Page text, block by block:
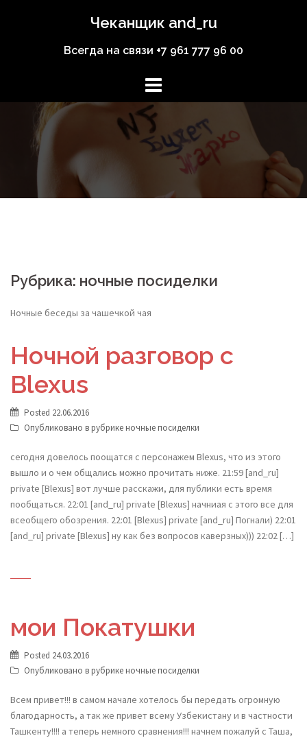
Чеканщик and_ru
Всегда на связи +7 961 777 96 00
Рубрика: ночные посиделки
Ночные беседы за чашечкой чая
Ночной разговор с
Blexus
Posted 22.06.2016
Опубликовано в рубрике ночные посиделки
сегодня довелось поощатся с персонажем Blexus, что из этого
вышло и о чем общались можно прочитать ниже. 21:59 [and_ru]
private [Blexus] вот лучше расскажи, для публики есть время
пообщаться. 22:01 [and_ru] private [Blexus] начниая с этого все для
всеобщего обозрения. 22:01 [Blexus] private [and_ru] Погнали) 22:01
[and_ru] private [Blexus] ну как без вопросов каверзных))) 22:02 […]
мои Покатушки
Posted 24.03.2016
Опубликовано в рубрике ночные посиделки
Всем привет!!! в самом начале хотелось бы передать огромную
благодарность, а так же привет всему Узбекистану и в частности
Ташкенту!!!! а теперь немного сравнения!!! начнем пожалуй с Таша,